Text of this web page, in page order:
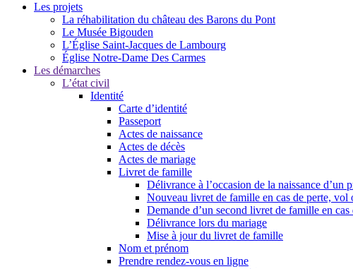
Les projets
La réhabilitation du château des Barons du Pont
Le Musée Bigouden
L’Église Saint-Jacques de Lambourg
Église Notre-Dame Des Carmes
Les démarches
L’état civil
Identité
Carte d’identité
Passeport
Actes de naissance
Actes de décès
Actes de mariage
Livret de famille
Délivrance à l’occasion de la naissance d’un
Nouveau livret de famille en cas de perte, vol
Demande d’un second livret de famille en cas
Délivrance lors du mariage
Mise à jour du livret de famille
Nom et prénom
Prendre rendez-vous en ligne